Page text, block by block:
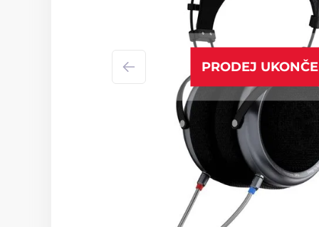
PRODEJ